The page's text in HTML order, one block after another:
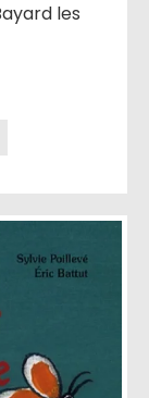
les